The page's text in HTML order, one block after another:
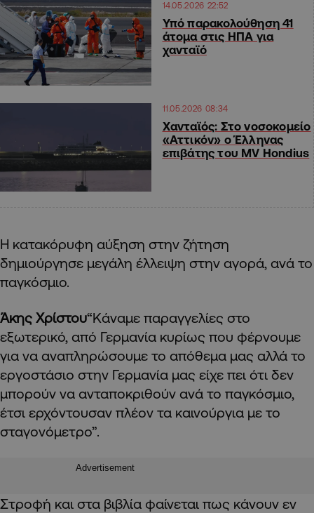
14.05.2026 22:52
Υπό παρακολούθηση 41
άτομα στις ΗΠΑ για
χανταϊό
11.05.2026 08:34
Χανταϊός: Στο νοσοκομείο
«Αττικόν» ο Έλληνας
επιβάτης του MV Hondius
Η κατακόρυφη αύξηση στην ζήτηση
δημιούργησε μεγάλη έλλειψη στην αγορά, ανά το
παγκόσμιο.
Άκης Χρίστου“Κάναμε παραγγελίες στο
εξωτερικό, από Γερμανία κυρίως που φέρνουμε
για να αναπληρώσουμε το απόθεμα μας αλλά το
εργοστάσιο στην Γερμανία μας είχε πει ότι δεν
μπορούν να ανταποκριθούν ανά το παγκόσμιο,
έτσι ερχόντουσαν πλέον τα καινούργια με το
σταγονόμετρο”.
Advertisement
Στροφή και στα βιβλία φαίνεται πως κάνουν εν